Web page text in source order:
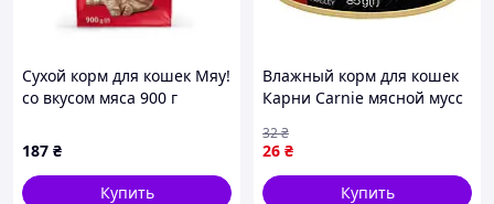
Сухой корм для кошек Мяу!
со вкусом мяса 900 г
187 ₴
Купить
Влажный корм для кошек
Карни Carnie мясной мусс
петрушкой в ​​желе, 85 г
26 ₴
32₴
Купить